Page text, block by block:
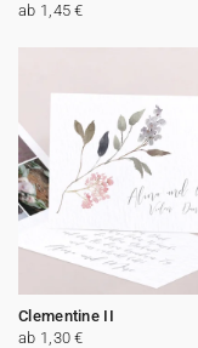
ab 1,45 €
Clementine II
ab 1,30 €